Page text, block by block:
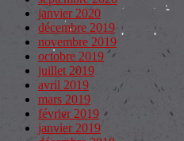
janvier 2020
décembre 2019
novembre 2019
octobre 2019
juillet 2019
avril 2019
mars 2019
février 2019
janvier 2019